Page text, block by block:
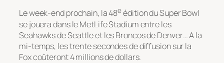
Le week-end prochain, la 48eédition du Super Bowl
se jouera dans le MetLife Stadium entre les
Seahawks de Seattle et les Broncos de Denver… A la
mi-temps, les trente secondes de diffusion sur la
Fox coûteront 4 millions de dollars.